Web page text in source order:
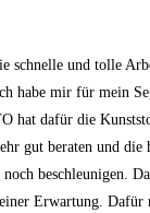
schnelle und tolle
habe mir für mein
hat dafür die
gut beraten und die
noch beschleunigen.
Erwartung. Dafür